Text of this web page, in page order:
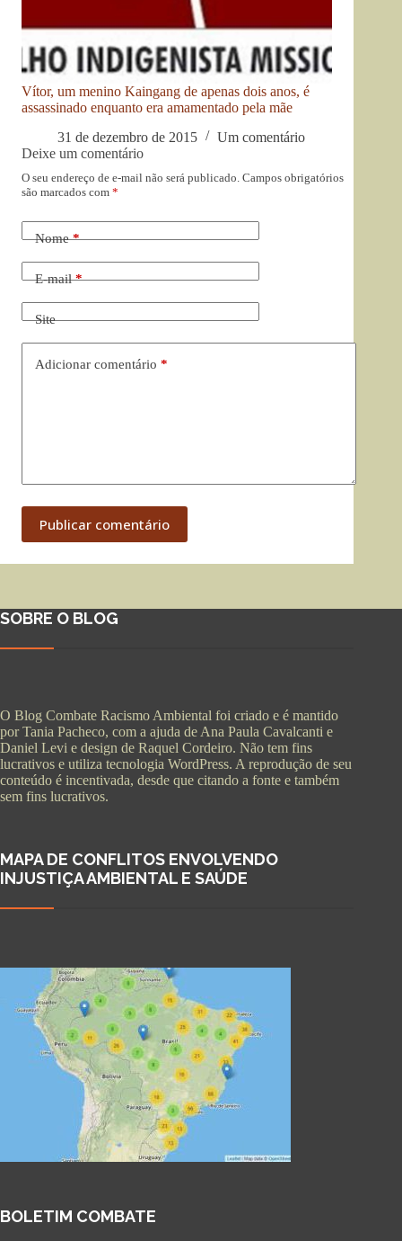
Vítor, um menino Kaingang de apenas dois anos, é
assassinado enquanto era amamentado pela mãe
31 de dezembro de 2015
Um comentário
Deixe um comentário
O seu endereço de e-mail não será publicado. Campos obrigatórios
são marcados com *
Nome*
E-mail*
Site
Adicionar comentário *
Publicar comentário
SOBRE O BLOG
O Blog Combate Racismo Ambiental foi criado e é mantido
por Tania Pacheco, com a ajuda de Ana Paula Cavalcanti e
Daniel Levi e design de Raquel Cordeiro. Não tem fins
lucrativos e utiliza tecnologia WordPress. A reprodução de seu
conteúdo é incentivada, desde que citando a fonte e também
sem fins lucrativos.
MAPA DE CONFLITOS ENVOLVENDO
INJUSTIÇA AMBIENTAL E SAÚDE
BOLETIM COMBATE